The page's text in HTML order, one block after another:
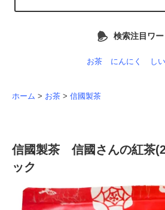
検索注目ワー
お茶 にんにく し
ホーム > お茶 > 信國製茶
信國製茶 信國さんの紅茶
ック